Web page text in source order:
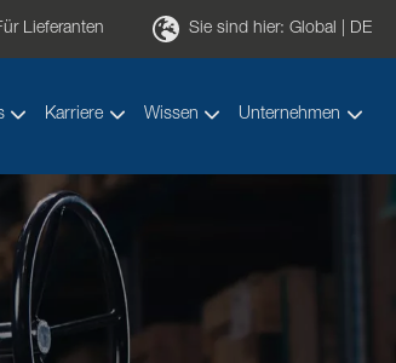
Lieferanten Sie sind hier: Global | DE
Karriere Wissen Unternehmen